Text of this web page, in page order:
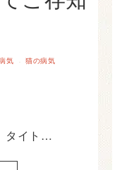
気 · 猫の病気
タイト…